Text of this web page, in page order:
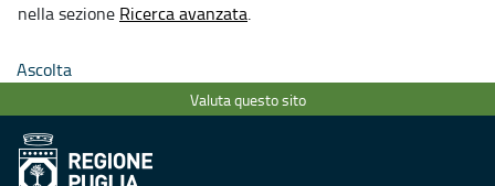
nella sezione Ricerca avanzata.
Ascolta
Valuta questo sito